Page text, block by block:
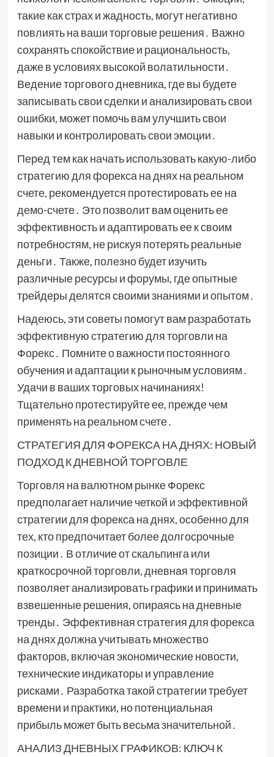
такие как страх и жадность, могут негативно
повлиять на ваши торговые решения․ Важно
сохранять спокойствие и рациональность,
даже в условиях высокой волатильности․
Ведение торгового дневника, где вы будете
записывать свои сделки и анализировать свои
ошибки, может помочь вам улучшить свои
навыки и контролировать свои эмоции․
Перед тем как начать использовать какую-либо
стратегию для форекса на днях на реальном
счете, рекомендуется протестировать ее на
демо-счете․ Это позволит вам оценить ее
эффективность и адаптировать ее к своим
потребностям, не рискуя потерять реальные
деньги․ Также, полезно будет изучить
различные ресурсы и форумы, где опытные
трейдеры делятся своими знаниями и опытом․
Надеюсь, эти советы помогут вам разработать
эффективную стратегию для торговли на
Форекс․ Помните о важности постоянного
обучения и адаптации к рыночным условиям․
Удачи в ваших торговых начинаниях!
Тщательно протестируйте ее, прежде чем
применять на реальном счете․
СТРАТЕГИЯ ДЛЯ ФОРЕКСА НА ДНЯХ: НОВЫЙ
ПОДХОД К ДНЕВНОЙ ТОРГОВЛЕ
Торговля на валютном рынке Форекс
предполагает наличие четкой и эффективной
стратегии для форекса на днях, особенно для
тех, кто предпочитает более долгосрочные
позиции․ В отличие от скальпинга или
краткосрочной торговли, дневная торговля
позволяет анализировать графики и принимать
взвешенные решения, опираясь на дневные
тренды․ Эффективная стратегия для форекса
на днях должна учитывать множество
факторов, включая экономические новости,
технические индикаторы и управление
рисками․ Разработка такой стратегии требует
времени и практики, но потенциальная
прибыль может быть весьма значительной․
АНАЛИЗ ДНЕВНЫХ ГРАФИКОВ: КЛЮЧ К